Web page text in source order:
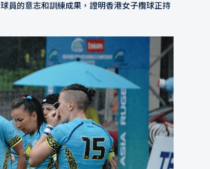
員的意志和訓練成果，證明香港女子欖球正持